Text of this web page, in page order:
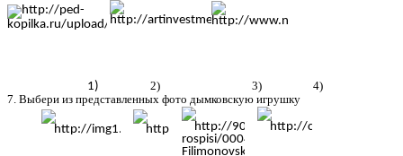
2) 3) 4)
7. Выбери из представленных фото дымковскую игрушку